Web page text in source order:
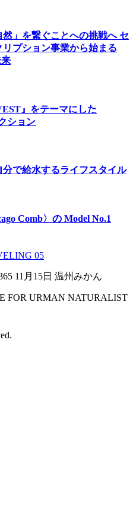
然」を繋ぐことへの挑戦へ セ
プション事業から始まる
』をテーマにした
ション
で給水するライフスタイル
Comb〉の Model No.1
05
11月15日 温州みかん